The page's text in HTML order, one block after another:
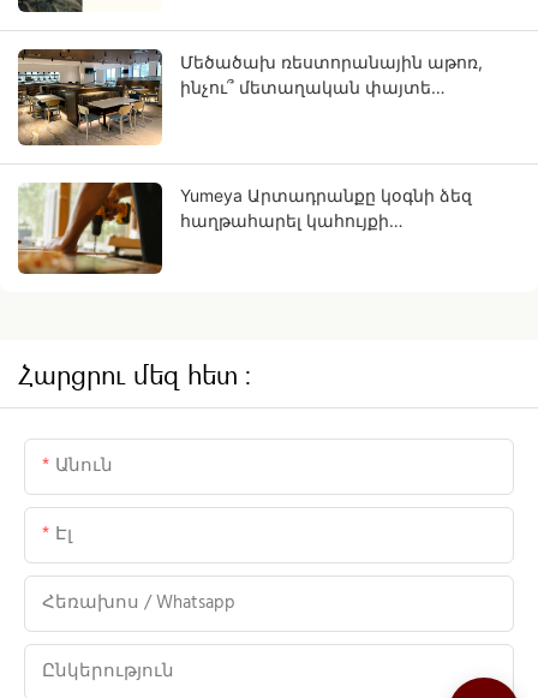
Մեծածախ ռեստորանային աթոռ,
ինչու՞ մետաղական փայտե
Yumeya Արտադրանքը կօգնի ձեզ
հաղթահարել կահույքի
Հարցրու մեզ հետ ։
Անուն
Էլ
Հեռախոս / Whatsapp
Ընկերություն